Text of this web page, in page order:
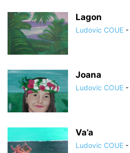
Lagon
Ludovic COUE -
Joana
Ludovic COUE -
Va’a
Ludovic COUE -